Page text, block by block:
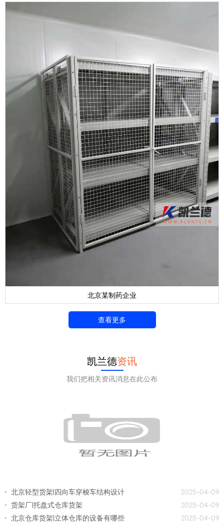
北京某制药企业
查看更多
凯兰德资讯
我们把相关资讯消息在此公布
北京轻型货架|四向车穿梭车结构设计
2025-04-09
货架厂|托盘式仓库货架
2025-04-09
北京仓库货架|立体仓库的设备有哪些
2025-04-09